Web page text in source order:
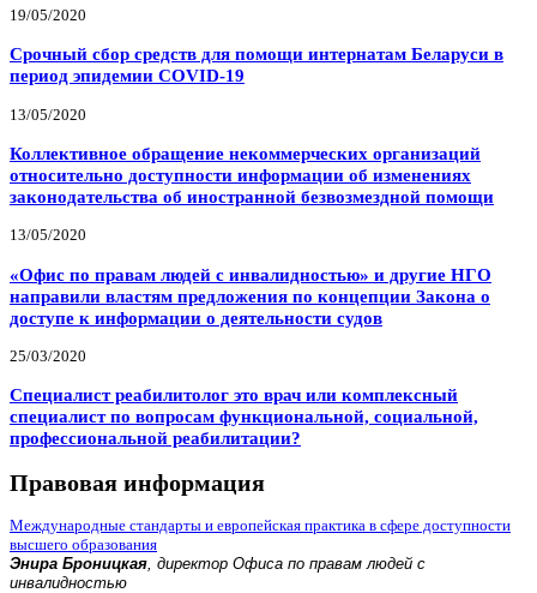
19/05/2020
Срочный сбор средств для помощи интернатам Беларуси в
период эпидемии COVID-19
13/05/2020
Коллективное обращение некоммерческих организаций
относительно доступности информации об изменениях
законодательства об иностранной безвозмездной помощи
13/05/2020
«Офис по правам людей с инвалидностью» и другие НГО
направили властям предложения по концепции Закона о
доступе к информации о деятельности судов
25/03/2020
Специалист реабилитолог это врач или комплексный
специалист по вопросам функциональной, социальной,
профессиональной реабилитации?
Правовая информация
Международные стандарты и европейская практика в сфере доступности
высшего образования
Энира Броницкая, директор Офиса по правам людей с
инвалидностью